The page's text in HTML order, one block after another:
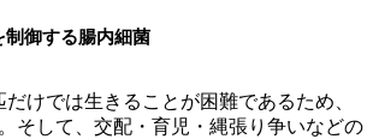
御する腸内細菌
けでは生きることが困難であるため、
そして、交配・育児・縄張り争いなどの